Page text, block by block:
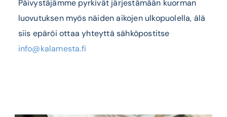
Päivystäjämme pyrkivät järjestämään kuorman
luovutuksen myös näiden aikojen ulkopuolella, älä
siis epäröi ottaa yhteyttä sähköpostitse
info@kalamesta.fi